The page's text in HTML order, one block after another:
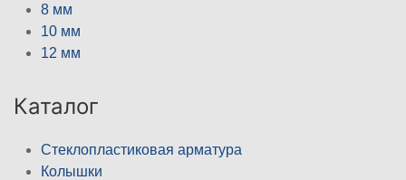
8 мм
10 мм
12 мм
Каталог
Стеклопластиковая арматура
Колышки